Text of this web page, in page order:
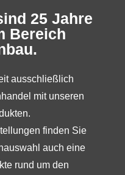
25 Jahre
Bereich
ausschließlich
mit unseren
finden Sie
auch eine
rund um den